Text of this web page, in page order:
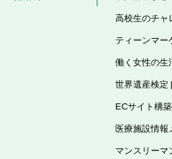
高校生のチャ
ティーンマー
働く女性の生
世界遺産検定
ECサイト構
医療施設情報
マンスリーマ